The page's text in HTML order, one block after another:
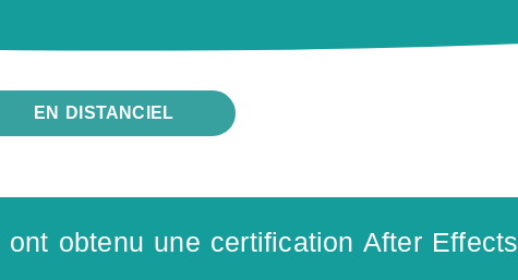
EN DISTANCIEL
ont obtenu une certification After Effects